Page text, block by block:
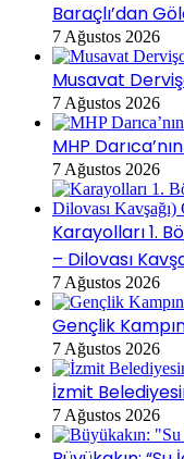
Baraçlı’dan
7 Ağustos 2026
Musavat
7 Ağustos 2026
MHP
7 Ağustos 2026
Karayolları 1.
– Dilovası
7 Ağustos 2026
Gençlik
7 Ağustos 2026
İzmit
7 Ağustos 2026